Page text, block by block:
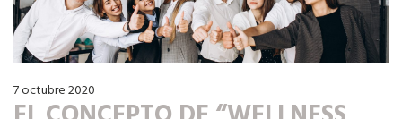
7 octubre 2020